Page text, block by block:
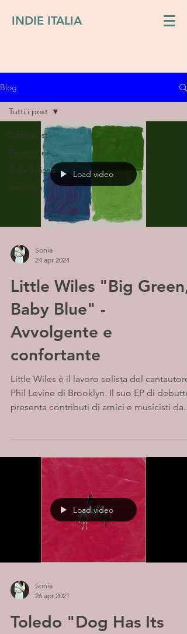
INDIE ITALIA
Blog
Tutti i post
Recensioni
Indie italiano
Interviste
Tutti i post
Load video
Sonia
24 apr 2024
Little Wiles "Big Green,
Baby Blue" -
Avvolgente e
confortante
Little Wiles è il lavoro solista del cantautore
Phil Levine di Brooklyn. Il suo EP di debutto
presenta contributi di amici e musicisti da...
Load video
Sonia
26 apr 2021
Toledo "Dog Has Its